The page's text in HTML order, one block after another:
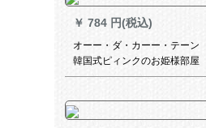
￥ 784 円(税込)
オーー・ダ・カーー・テーン
韓国式ピィンクのお姫様部屋
暖い子供寝室扫き出し窓漫画
カーン